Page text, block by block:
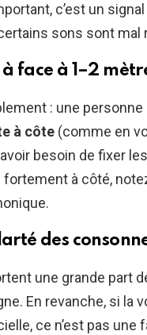
c’est un signal
sons sont mal
à face à 1–2
: une
à côte (comme en
besoin de fixer
fortement à côté,
des
une grande part
En revanche, si la
ce n’est pas